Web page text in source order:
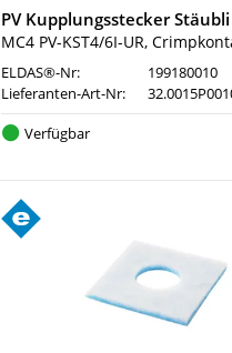
PV Kupplungsstecker Stäubli
MC4 PV-KST4/6I-UR,
ELDAS®-Nr:
199180010
Lieferanten-Art-Nr:
Verfügbar